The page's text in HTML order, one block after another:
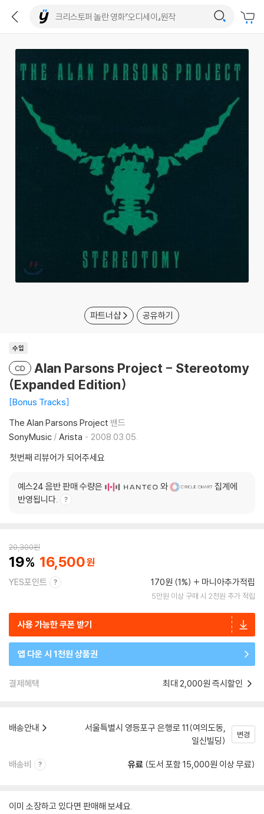
파트너샵 공유하기
수입
CD
Alan Parsons Project - Stereotomy
(Expanded Edition)
Bonus Tracks
The Alan Parsons Project 밴드
SonyMusic / Arista
2008.03.05.
첫번째 리뷰어가 되어주세요
예스24 음반 판매 수량은 와
집계에
반영됩니다.
20,300원
19 16,500
YES포인트 170원 (1%) 마니아추가적립
5만원 이상 구매 시 2천원 추가 적립
사용 가능한 쿠폰 받기
앱 다운 시 1천원 상품권
결제혜택 최대 2,000원 즉시할인
배송안내
서울특별시 영등포구 은행로 11(여의도동,
일신빌딩)
변경
배송비 유료 (도서 포함 15,000원 이상 무료)
이미 소장하고 있다면 판매해 보세요.